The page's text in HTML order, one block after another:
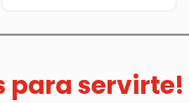
para servirte!